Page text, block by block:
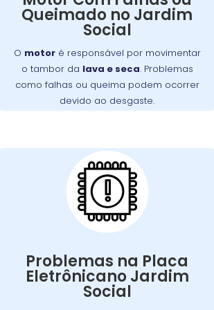
Queimado no Jardim
Social
O motoré responsável por movimentar
o tambor da lava e seca. Problemas
como falhas ou queima podem ocorrer
devido ao desgaste.
anormais, cheiro de queimado ou a
máquina não iniciar o ciclo
esses problemas, e um técnico
reparo ou substituição do motor
danificado.
Problemas na Placa
Eletrônicano Jardim
Social
Placa Eletrônica
Queimada:
placa eletrônica
é o cérebro da
máquina de lavar
, controlando todas as
suas funções. Quando queimada, a
como ciclos interrompidos, falha nos
comandos ou não ligar.
Causas comuns
incluem picos de tensão e desgaste